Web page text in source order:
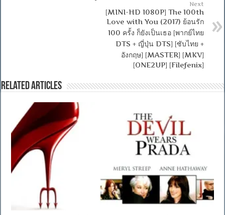
Next
[MINI-HD 1080P] The 100th
Love with You (2017) ย้อนรัก
100 ครั้ง ก็ยังเป็นเธอ [พากย์ไทย
DTS + ญี่ปุ่น DTS] [ซับไทย +
อังกฤษ] [MASTER] [MKV]
[ONE2UP] [Filefenix]
Related Articles